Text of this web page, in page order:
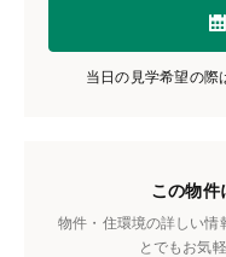
当日の見学希望の際
この物件
物件・住環境の詳しい情
とでもお気